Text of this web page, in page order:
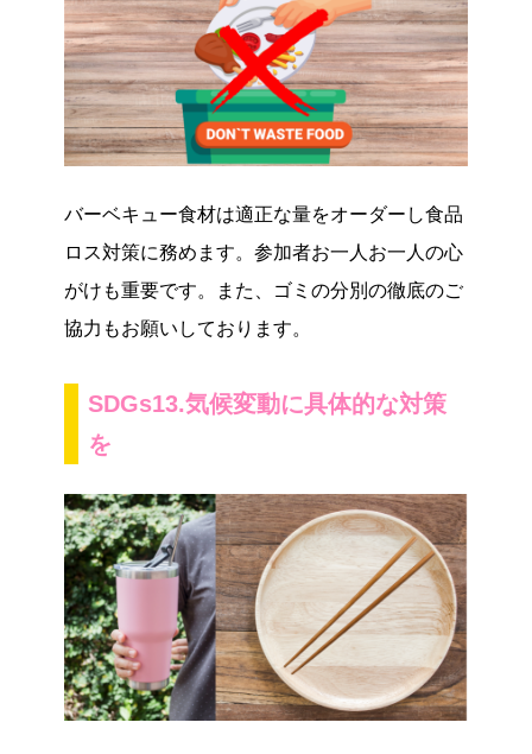
バーベキュー食材は適正な量をオーダーし食品
ロス対策に務めます。参加者お一人お一人の心
がけも重要です。また、ゴミの分別の徹底のご
協力もお願いしております。
SDGs13.気候変動に具体的な対策
を